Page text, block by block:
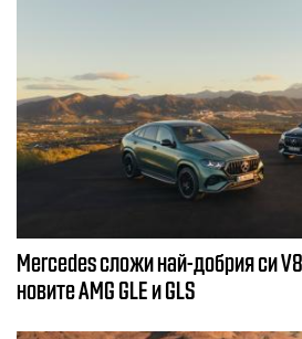
Mercedes сложи най-добрия си
новите AMG GLE и GLS